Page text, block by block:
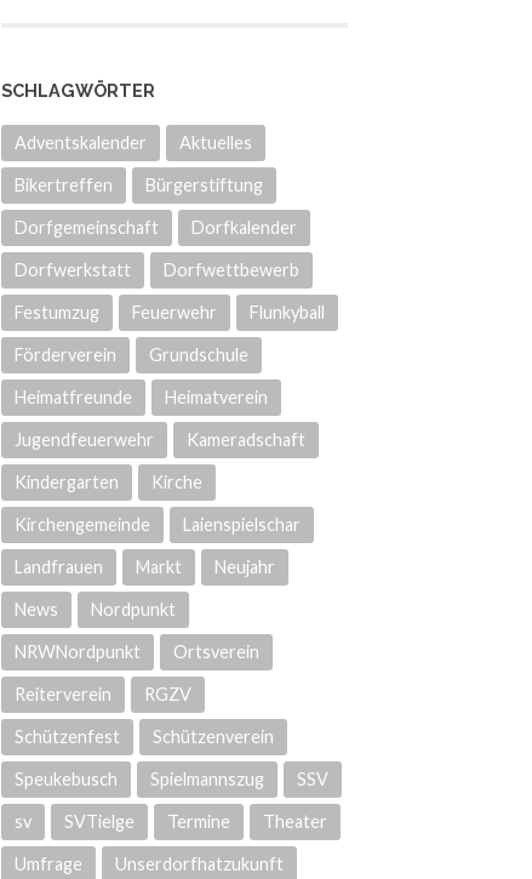
SCHLAGWÖRTER
Adventskalender Aktuelles
Bikertreffen Bürgerstiftung
Dorfgemeinschaft Dorfkalender
Dorfwerkstatt Dorfwettbewerb
Festumzug Feuerwehr Flunkyball
Förderverein Grundschule
Heimatfreunde Heimatverein
Jugendfeuerwehr Kameradschaft
Kindergarten Kirche
Kirchengemeinde Laienspielschar
Landfrauen Markt Neujahr
News Nordpunkt
NRWNordpunkt Ortsverein
Reiterverein RGZV
Schützenfest Schützenverein
Speukebusch Spielmannszug SSV
sv SVTielge Termine Theater
Umfrage Unserdorfhatzukunft